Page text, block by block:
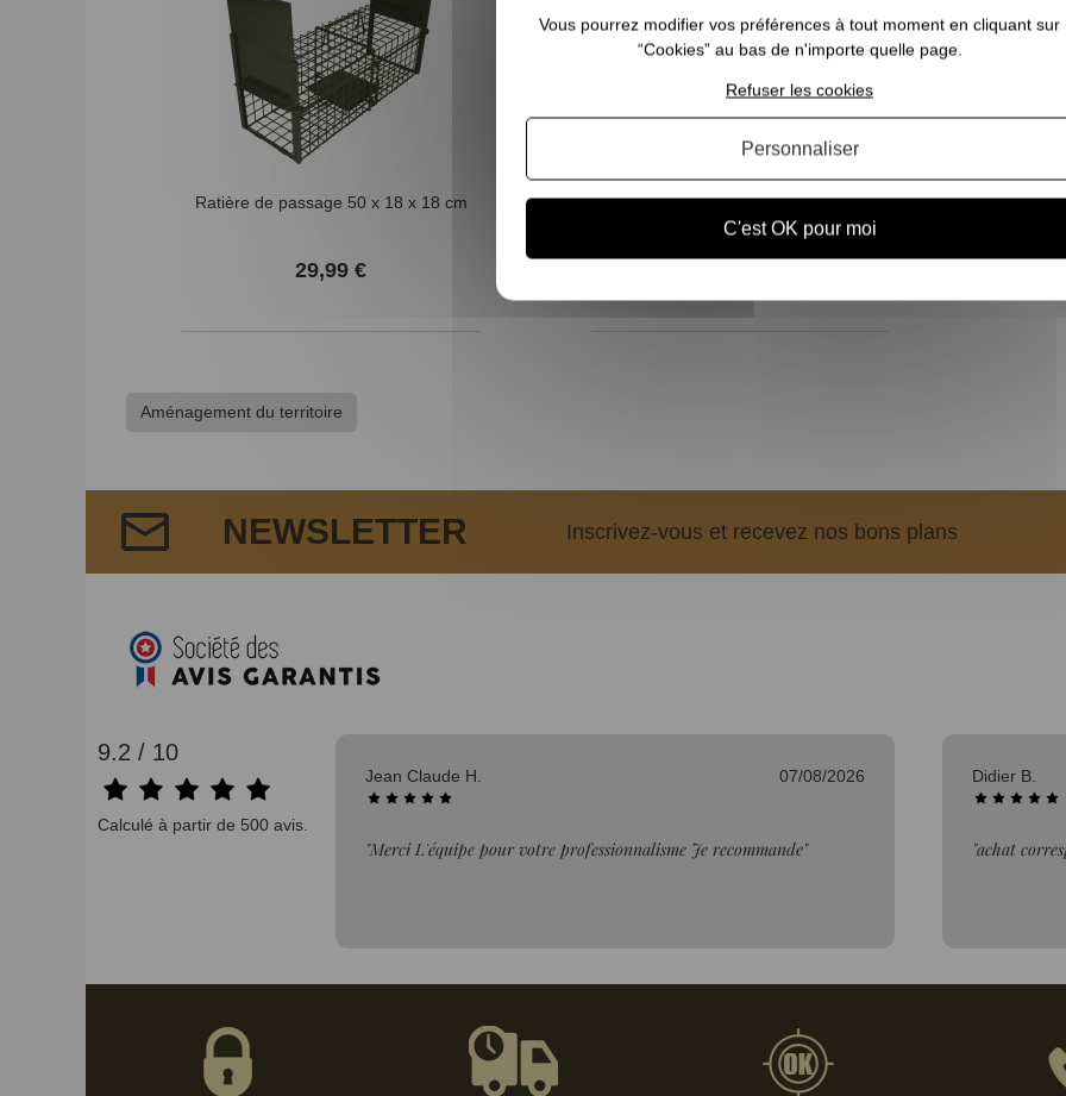
Ratière de passage 50 x 18 x 18 cm
29,99 €
Lot de 3 ratières de passage
Aménagement du territoire
NEWSLETTER Inscrivez-vous et recevez nos bons plans
9.2 / 10
Calculé à partir de 500 avis.
07/08/2026 Didier B. 06/08/2026
"achat correspond a la description"
Bertrand V.
"Bien."
Vous pourrez modifier vos préférences à tout moment en cliquant sur
“Cookies” au bas de n'importe quelle page.
C'est OK pour moi
Refuser les cookies
Personnaliser